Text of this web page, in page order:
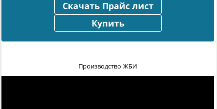
Скачать Прайс лист
Купить
Производство ЖБИ